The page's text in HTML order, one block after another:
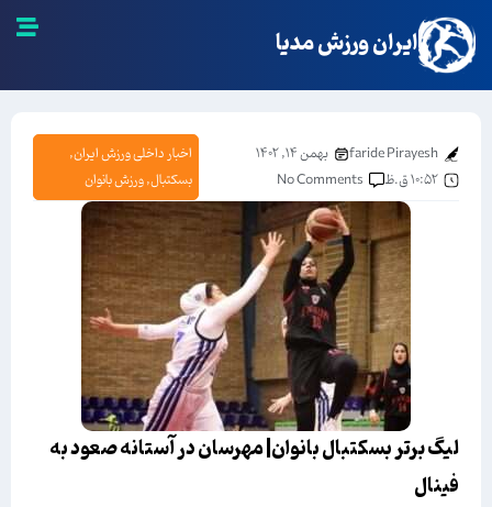
ایران ورزش مدیا
faride Pirayesh
بهمن ۱۴, ۱۴۰۲
۱۰:۵۲ ق.ظ
No Comments
اخبار داخلی ورزش ایران,
بسکتبال,ورزش بانوان
لیگ برتر بسکتبال بانوان| مهرسان در آستانه صعود به
فینال